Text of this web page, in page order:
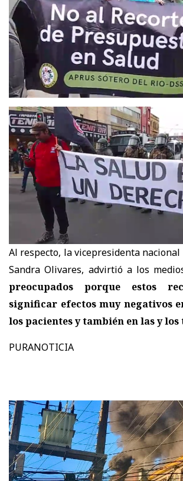
Al respecto, la vicepresidenta nacional
Sandra Olivares, advirtió a los
preocupados porque estos
significar efectos muy negativos
los pacientes y también en las y
PURANOTICIA